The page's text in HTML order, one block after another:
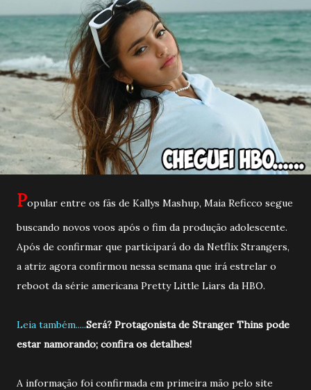
Popular entre os fãs de Kallys Mashup, Maia Reficco segue
buscando novos voos após o fim da produção adolescente.
Após de confirmar que participará do da Netflix Strangers,
a atriz agora confirmou nessa semana que irá estrelar o
reboot da série americana Pretty Little Liars da HBO.
Leia também.....Será? Protagonista de Stranger Thins pode
estar namorando; confira os detalhes!
A informação foi confirmada em primeira mão pelo site